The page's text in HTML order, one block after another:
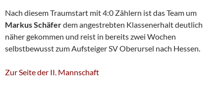
Nach diesem Traumstart mit 4:0 Zählern ist das Team um
Markus Schäferdem angestrebten Klassenerhalt deutlich
näher gekommen und reist in bereits zwei Wochen
selbstbewusst zum Aufsteiger SV Oberursel nach Hessen.
Zur Seite der II. Mannschaft